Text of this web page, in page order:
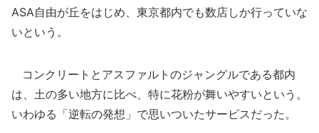
ASA自由が丘をはじめ、東京都内でも数店しか行っていな
いという。
コンクリートとアスファルトのジャングルである都内
は、土の多い地方に比べ、特に花粉が舞いやすいという。
いわゆる「逆転の発想」で思いついたサービスだった。